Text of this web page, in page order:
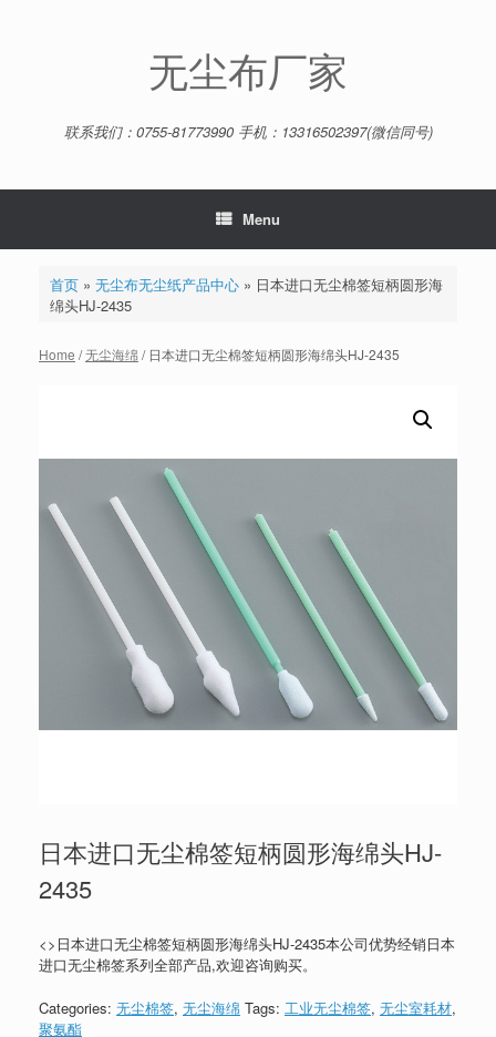
无尘布厂家
联系我们：0755-81773990 手机：13316502397(微信同号)
Menu
首页» 无尘布无尘纸产品中心» 日本进口无尘棉签短柄圆形海
绵头HJ-2435
Home /无尘海绵 / 日本进口无尘棉签短柄圆形海绵头HJ-2435
日本进口无尘棉签短柄圆形海绵头HJ-
2435
<>日本进口无尘棉签短柄圆形海绵头HJ-2435本公司优势经销日本
进口无尘棉签系列全部产品,欢迎咨询购买。
Categories: 无尘棉签, 无尘海绵 Tags: 工业无尘棉签, 无尘室耗材,
聚氨酯